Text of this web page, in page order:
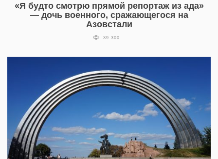
«Я будто смотрю прямой репортаж из ада»
— дочь военного, сражающегося на
Азовстали
39 300